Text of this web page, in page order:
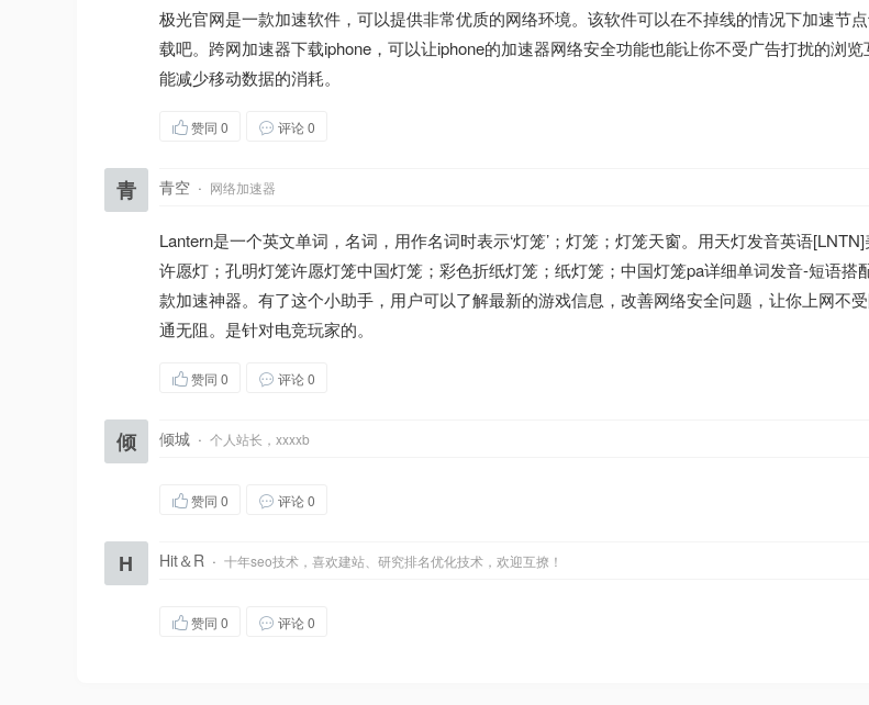
极光官网是一款加速软件，可以提供非常优质的网络环境。该软件可以在不掉线的情况下加速节
载吧。跨网加速器下载iphone，可以让iphone的加速器网络安全功能也能让你不受广告打扰的浏
能减少移动数据的消耗。
赞同 0 评论 0
青 青空 · 网络加速器
Lantern是一个英文单词，名词，用作名词时表示‘灯笼’；灯笼；灯笼天窗。用天灯发音英语
许愿灯；孔明灯笼许愿灯笼中国灯笼；彩色折纸灯笼；纸灯笼；中国灯笼pa详细单词发音-短语搭
款加速神器。有了这个小助手，用户可以了解最新的游戏信息，改善网络安全问题，让你上网不
通无阻。是针对电竞玩家的。
赞同 0 评论 0
倾 倾城 · 个人站长，xxxxb
赞同 0 评论 0
H Hit＆R · 十年seo技术，喜欢建站、研究排名优化技术，欢迎互撩！
赞同 0 评论 0